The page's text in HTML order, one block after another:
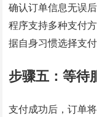
确认订单信息无误
程序支持多种支付
据自身习惯选择支
步骤五：等待
支付成功后，订单